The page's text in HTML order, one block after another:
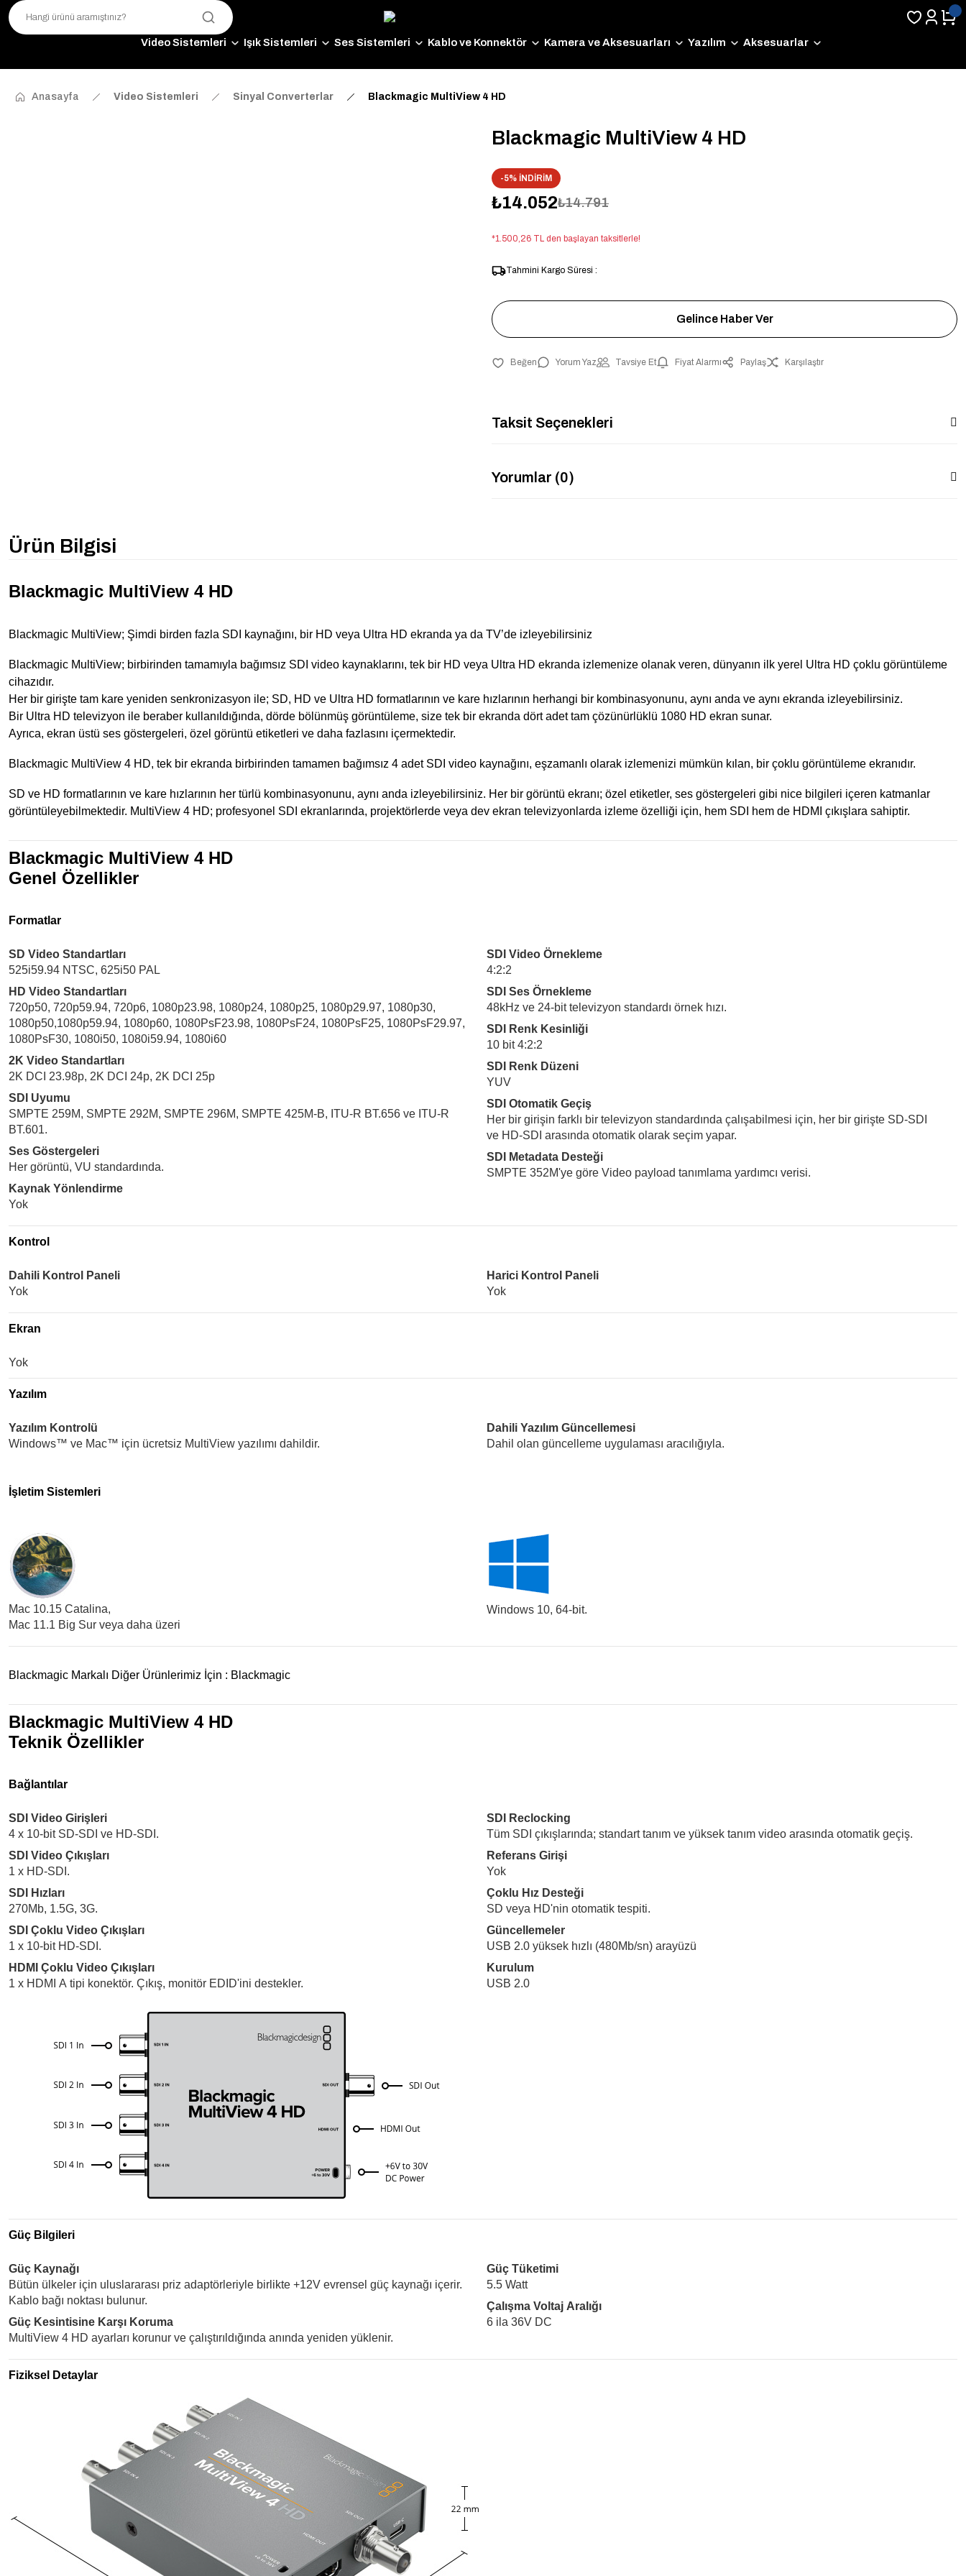
Video Sistemleri Işık Sistemleri Ses Sistemleri Kablo ve Konnektör Kamera ve Aksesuarları Yazılım Aksesuarlar
Anasayfa Video Sistemleri Sinyal Converterlar Blackmagic MultiView 4 HD
Blackmagic MultiView 4 HD
-5% İNDİRİM
₺14.052₺14.791
*1.500,26 TL den başlayan taksitlerle!
Tahmini Kargo Süresi :
Gelince Haber Ver
Yorum Yaz Tavsiye Et Fiyat Alarmı Paylaş Karşılaştır
Taksit Seçenekleri
Yorumlar (0)
Ürün Bilgisi
Blackmagic MultiView 4 HD
Blackmagic MultiView; Şimdi birden fazla SDI kaynağını, bir HD veya Ultra HD ekranda ya da TV’de izleyebilirsiniz
Blackmagic MultiView; birbirinden tamamıyla bağımsız SDI video kaynaklarını, tek bir HD veya Ultra HD ekranda izlemenize olanak veren, dünyanın ilk yerel Ultra HD çoklu görüntüleme
cihazıdır.
Her bir girişte tam kare yeniden senkronizasyon ile; SD, HD ve Ultra HD formatlarının ve kare hızlarının herhangi bir kombinasyonunu, aynı anda ve aynı ekranda izleyebilirsiniz.
Bir Ultra HD televizyon ile beraber kullanıldığında, dörde bölünmüş görüntüleme, size tek bir ekranda dört adet tam çözünürlüklü 1080 HD ekran sunar.
Ayrıca, ekran üstü ses göstergeleri, özel görüntü etiketleri ve daha fazlasını içermektedir.
Blackmagic MultiView 4 HD, tek bir ekranda birbirinden tamamen bağımsız 4 adet SDI video kaynağını, eşzamanlı olarak izlemenizi mümkün kılan, bir çoklu görüntüleme ekranıdır.
SD ve HD formatlarının ve kare hızlarının her türlü kombinasyonunu, aynı anda izleyebilirsiniz. Her bir görüntü ekranı; özel etiketler, ses göstergeleri gibi nice bilgileri içeren katmanlar
görüntüleyebilmektedir. MultiView 4 HD; profesyonel SDI ekranlarında, projektörlerde veya dev ekran televizyonlarda izleme özelliği için, hem SDI hem de HDMI çıkışlara sahiptir.
Blackmagic MultiView 4 HD
Genel Özellikler
Formatlar
SD Video Standartları
525i59.94 NTSC, 625i50 PAL
HD Video Standartları
720p50, 720p59.94, 720p6, 1080p23.98, 1080p24, 1080p25, 1080p29.97, 1080p30,
1080p50,1080p59.94, 1080p60, 1080PsF23.98, 1080PsF24, 1080PsF25, 1080PsF29.97,
1080PsF30, 1080i50, 1080i59.94, 1080i60
2K Video Standartları
2K DCI 23.98p, 2K DCI 24p, 2K DCI 25p
SDI Uyumu
SMPTE 259M, SMPTE 292M, SMPTE 296M, SMPTE 425M-B, ITU‑R BT.656 ve ITU‑R
BT.601.
Ses Göstergeleri
Her görüntü, VU standardında.
Kaynak Yönlendirme
Yok
SDI Video Örnekleme
4:2:2
SDI Ses Örnekleme
48kHz ve 24-bit televizyon standardı örnek hızı.
SDI Renk Kesinliği
10 bit 4:2:2
SDI Renk Düzeni
YUV
SDI Otomatik Geçiş
Her bir girişin farklı bir televizyon standardında çalışabilmesi için, her bir girişte SD-SDI
ve HD-SDI arasında otomatik olarak seçim yapar.
SDI Metadata Desteği
SMPTE 352M'ye göre Video payload tanımlama yardımcı verisi.
Kontrol
Dahili Kontrol Paneli
Yok
Harici Kontrol Paneli
Yok
Ekran
Yok
Yazılım
Yazılım Kontrolü
Windows™ ve Mac™ için ücretsiz MultiView yazılımı dahildir.
Dahili Yazılım Güncellemesi
Dahil olan güncelleme uygulaması aracılığıyla.
İşletim Sistemleri
Mac 10.15 Catalina,
Mac 11.1 Big Sur veya daha üzeri
Windows 10, 64-bit.
Blackmagic Markalı Diğer Ürünlerimiz İçin : Blackmagic
Blackmagic MultiView 4 HD
Teknik Özellikler
Bağlantılar
SDI Video Girişleri
4 x 10-bit SD-SDI ve HD‑SDI.
SDI Video Çıkışları
1 x HD-SDI.
SDI Hızları
270Mb, 1.5G, 3G.
SDI Çoklu Video Çıkışları
1 x 10-bit HD-SDI.
HDMI Çoklu Video Çıkışları
1 x HDMI A tipi konektör. Çıkış, monitör EDID'ini destekler.
SDI Reclocking
Tüm SDI çıkışlarında; standart tanım ve yüksek tanım video arasında otomatik geçiş.
Referans Girişi
Yok
Çoklu Hız Desteği
SD veya HD'nin otomatik tespiti.
Güncellemeler
USB 2.0 yüksek hızlı (480Mb/sn) arayüzü
Kurulum
USB 2.0
Güç Bilgileri
Güç Kaynağı
Bütün ülkeler için uluslararası priz adaptörleriyle birlikte +12V evrensel güç kaynağı içerir.
Kablo bağı noktası bulunur.
Güç Kesintisine Karşı Koruma
MultiView 4 HD ayarları korunur ve çalıştırıldığında anında yeniden yüklenir.
Güç Tüketimi
5.5 Watt
Çalışma Voltaj Aralığı
6 ila 36V DC
Fiziksel Detaylar